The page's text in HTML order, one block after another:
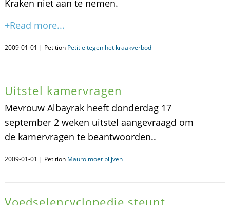
Kraken niet aan te nemen.
+Read more...
2009-01-01 | Petition Petitie tegen het kraakverbod
Uitstel kamervragen
Mevrouw Albayrak heeft donderdag 17
september 2 weken uitstel aangevraagd om
de kamervragen te beantwoorden..
2009-01-01 | Petition Mauro moet blijven
Voedselencyclopedie steunt